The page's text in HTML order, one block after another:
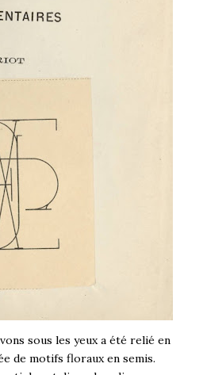
sous les yeux a été relié en
de motifs floraux en semis.